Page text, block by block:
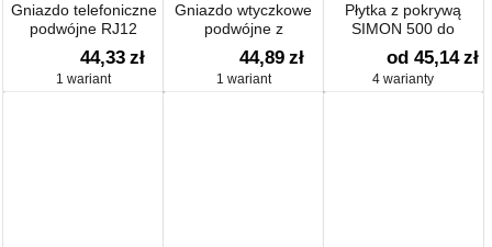
Gniazdo telefoniczne
podwójne RJ12
44,33 zł
1 wariant
Gniazdo wtyczkowe
podwójne z
uziemieniem typu
Schuko - w wersji IP54
- klapka w kolorzem
44,89 zł
1 wariant
Płytka z pokrywą
SIMON 500 do
aparatury 2-polowej
od 45,14 zł
4 warianty